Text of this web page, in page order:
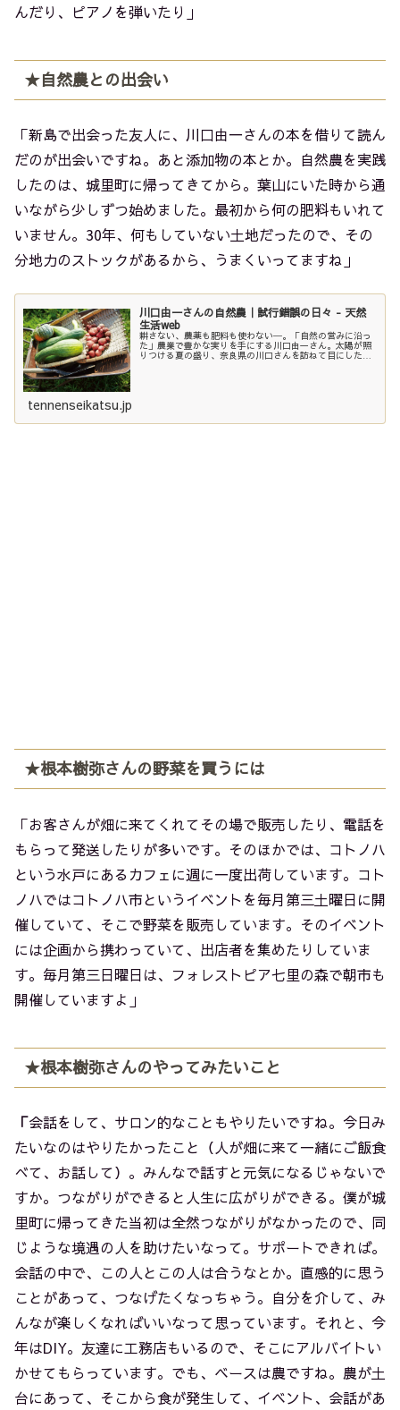
んだり、ピアノを弾いたり」
★自然農との出会い
「新島で出会った友人に、川口由一さんの本を借りて読ん
だのが出会いですね。あと添加物の本とか。自然農を実践
したのは、城里町に帰ってきてから。葉山にいた時から通
いながら少しずつ始めました。最初から何の肥料もいれて
いません。30年、何もしていない土地だったので、その
分地力のストックがあるから、うまくいってますね」
川口由一さんの自然農｜試行錯誤の日々 - 天然
生活web
耕さない、農薬も肥料も使わない─。「自然の営みに沿っ
た」農業で豊かな実りを手にする川口由一さん。太陽が照
りつける夏の盛り、奈良県の川口さんを訪ねて目にしたの
tennenseikatsu.jp
★根本樹弥さんの野菜を買うには
「お客さんが畑に来てくれてその場で販売したり、電話を
もらって発送したりが多いです。そのほかでは、コトノハ
という水戸にあるカフェに週に一度出荷しています。コト
ノハではコトノハ市というイベントを毎月第三土曜日に開
催していて、そこで野菜を販売しています。そのイベント
には企画から携わっていて、出店者を集めたりしていま
す。毎月第三日曜日は、フォレストピア七里の森で朝市も
開催していますよ」
★根本樹弥さんのやってみたいこと
「会話をして、サロン的なこともやりたいですね。今日み
たいなのはやりたかったこと（人が畑に来て一緒にご飯食
べて、お話して）。みんなで話すと元気になるじゃないで
すか。つながりができると人生に広がりができる。僕が城
里町に帰ってきた当初は全然つながりがなかったので、同
じような境遇の人を助けたいなって。サポートできれば。
会話の中で、この人とこの人は合うなとか。直感的に思う
ことがあって、つなげたくなっちゃう。自分を介して、み
んなが楽しくなればいいなって思っています。それと、今
年はDIY。友達に工務店もいるので、そこにアルバイトい
かせてもらっています。でも、ベースは農ですね。農が土
台にあって、そこから食が発生して、イベント、会話があ